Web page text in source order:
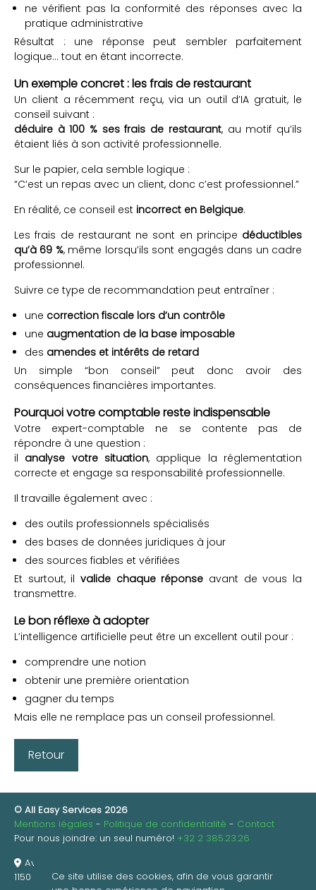
ne vérifient pas la conformité des réponses avec la
pratique administrative
Résultat : une réponse peut sembler parfaitement
logique… tout en étant incorrecte.
Un exemple concret : les frais de restaurant
Un client a récemment reçu, via un outil d’IA gratuit, le
conseil suivant :
déduire à 100 % ses frais de restaurant, au motif qu’ils
étaient liés à son activité professionnelle.
Sur le papier, cela semble logique :
“C’est un repas avec un client, donc c’est professionnel.”
En réalité, ce conseil est incorrect en Belgique.
Les frais de restaurant ne sont en principe déductibles
qu’à 69 %, même lorsqu’ils sont engagés dans un cadre
professionnel.
Suivre ce type de recommandation peut entraîner :
une correction fiscale lors d’un contrôle
une augmentation de la base imposable
des amendes et intérêts de retard
Un simple “bon conseil” peut donc avoir des
conséquences financières importantes.
Pourquoi votre comptable reste indispensable
Votre expert-comptable ne se contente pas de
répondre à une question :
il analyse votre situation, applique la réglementation
correcte et engage sa responsabilité professionnelle.
Il travaille également avec :
des outils professionnels spécialisés
des bases de données juridiques à jour
des sources fiables et vérifiées
Et surtout, il valide chaque réponse avant de vous la
transmettre.
Le bon réflexe à adopter
L’intelligence artificielle peut être un excellent outil pour :
comprendre une notion
obtenir une première orientation
gagner du temps
Mais elle ne remplace pas un conseil professionnel.
Retour
© All Easy Services 2026
Mentions légales
Politique de confidentialité
Contact
Pour nous joindre: un seul numéro! +32 2 385.23.26
Avenue de Hinnisdael 21
1150 BruxellesCe site utilise des cookies, afin de vous garantir